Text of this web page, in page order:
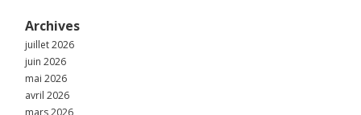
Archives
juillet 2026
juin 2026
mai 2026
avril 2026
mars 2026